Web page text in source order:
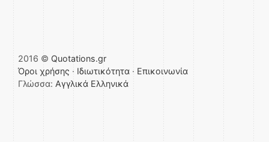
2016 © Quotations.gr
Όροι χρήσης · Ιδιωτικότητα · Επικοινωνία
Γλώσσα: Αγγλικά Ελληνικά